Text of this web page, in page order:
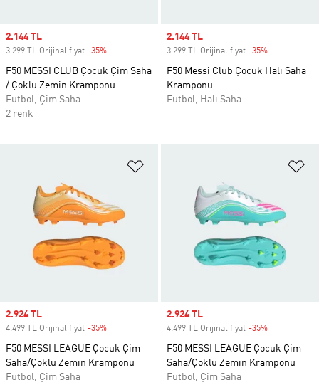
Sale price
2.144 TL
3.299 TL Orijinal fiyat -35%
F50 MESSI CLUB Çocuk Çim Saha
/ Çoklu Zemin Kramponu
Futbol, Çim Saha
2 renk
Sale price
2.144 TL
3.299 TL Orijinal fiyat -35%
F50 Messi Club Çocuk Halı Saha
Kramponu
Futbol, Halı Saha
Sale price
2.924 TL
4.499 TL Orijinal fiyat -35%
F50 MESSI LEAGUE Çocuk Çim
Saha/Çoklu Zemin Kramponu
Futbol, Çim Saha
Sale price
2.924 TL
4.499 TL Orijinal fiyat -35%
F50 MESSI LEAGUE Çocuk Çim
Saha/Çoklu Zemin Kramponu
Futbol, Çim Saha